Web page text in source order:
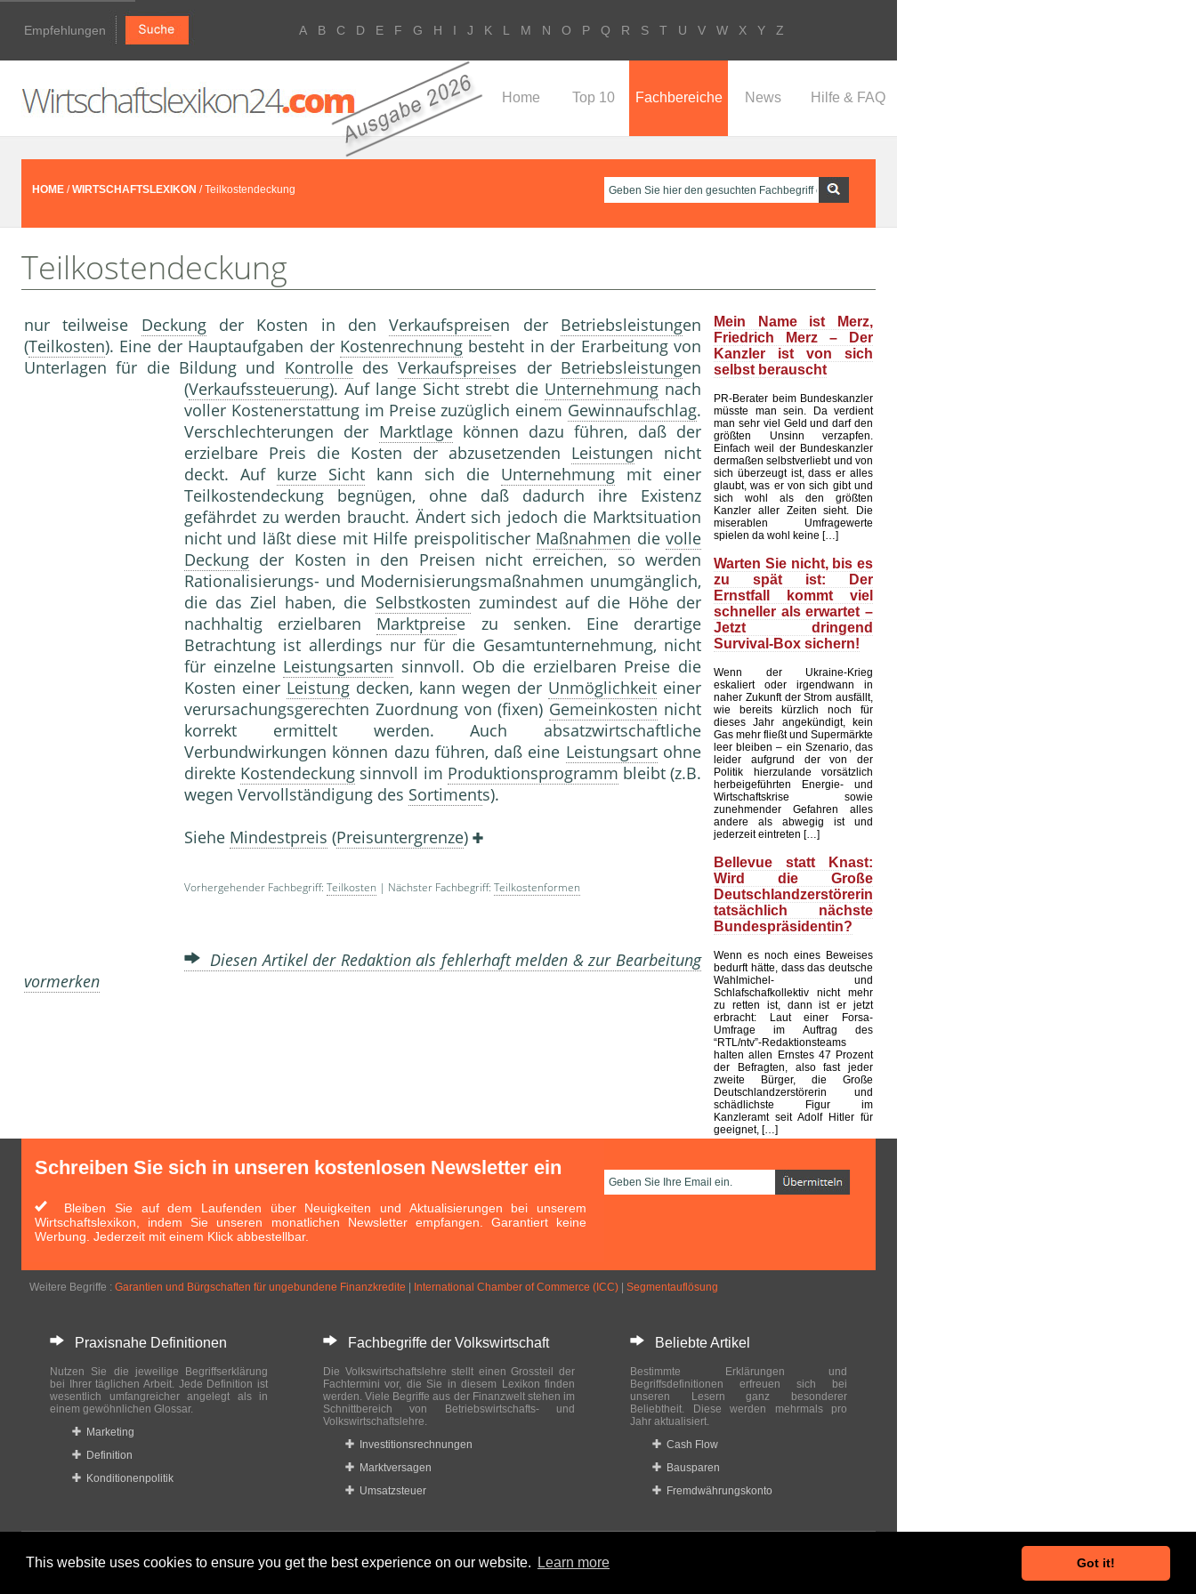
This website uses cookies to ensure you get the best experience on our website. Learn more Got it!
Empfehlungen A B C D E F G H I J K L M N O P Q R S T U V W X Y Z
Home Top 10 Fachbereiche News Hilfe & FAQ
HOME /WIRTSCHAFTSLEXIKON / Teilkostendeckung
Teilkostendeckung
nur teilweise Deckungder Kosten in denVerkaufspreisen der Betriebsleistungen
(Teilkosten). Eine der Hauptaufgaben der Kostenrechnung besteht in der Erarbeitung von
Unterlagen für die Bildung und KontrolledesVerkaufspreises der Betriebsleistungen
(Verkaufssteuerung). Auf lange Sicht strebt die Unternehmung nach
voller Kostenerstattung im Preise zuzüglich einem Gewinnaufschlag.
Verschlechterungen der Marktlagekönnen dazu führen, daß der
erzielbare Preis die Kosten der abzusetzenden Leistungen nicht
deckt. Auf kurze Sicht kann sich die Unternehmung mit einer
Teilkostendeckung begnügen, ohne daß dadurch ihre Existenz
gefährdet zu werden braucht. Ändert sich jedoch die Marktsituation
nicht und läßt diese mit Hilfe preispolitischer Maßnahmen dievolle
Deckung der Kosten in den Preisen nicht erreichen, so werden
Rationalisierungs- und Modernisierungsmaßnahmen unumgänglich,
die das Ziel haben, die Selbstkosten zumindest auf die Höhe der
nachhaltig erzielbaren Marktpreise zu senken. Eine derartige
Betrachtung ist allerdings nur für die Gesamtunternehmung, nicht
für einzelne Leistungsarten sinnvoll. Ob die erzielbaren Preise die
Kosten einer Leistung decken, kann wegen der Unmöglichkeit einer
verursachungsgerechten Zuordnung von (fixen) Gemeinkosten nicht
korrekt ermittelt werden. Auch absatzwirtschaftliche
Verbundwirkungen können dazu führen, daß eine Leistungsartohne
direkte Kostendeckung sinnvoll im Produktionsprogramm bleibt (z.B.
wegen Vervollständigung des Sortiments).
Siehe Mindestpreis (Preisuntergrenze)
Vorhergehender Fachbegriff: Teilkosten | Nächster Fachbegriff: Teilkostenformen
Diesen Artikel der Redaktion als fehlerhaft melden & zur Bearbeitung
vormerken
Mein Name ist Merz,
Friedrich Merz – Der
Kanzler ist von sich
selbst berauscht
PR-Berater beim Bundeskanzler
müsste man sein. Da verdient
man sehr viel Geld und darf den
größten Unsinn verzapfen.
Einfach weil der Bundeskanzler
dermaßen selbstverliebt und von
sich überzeugt ist, dass er alles
glaubt, was er von sich gibt und
sich wohl als den größten
Kanzler aller Zeiten sieht. Die
miserablen Umfragewerte
spielen da wohl keine […]
Warten Sie nicht, bis es
zu spät ist: Der
Ernstfall kommt viel
schneller als erwartet –
Jetzt dringend
Survival-Box sichern!
Wenn der Ukraine-Krieg
eskaliert oder irgendwann in
naher Zukunft der Strom ausfällt,
wie bereits kürzlich noch für
dieses Jahr angekündigt, kein
Gas mehr fließt und Supermärkte
leer bleiben – ein Szenario, das
leider aufgrund der von der
Politik hierzulande vorsätzlich
herbeigeführten Energie- und
Wirtschaftskrise sowie
zunehmender Gefahren alles
andere als abwegig ist und
jederzeit eintreten […]
Bellevue statt Knast:
Wird die Große
Deutschlandzerstörerin
tatsächlich nächste
Bundespräsidentin?
Wenn es noch eines Beweises
bedurft hätte, dass das deutsche
Wahlmichel- und
Schlafschafkollektiv nicht mehr
zu retten ist, dann ist er jetzt
erbracht: Laut einer Forsa-
Umfrage im Auftrag des
“RTL/ntv”-Redaktionsteams
halten allen Ernstes 47 Prozent
der Befragten, also fast jeder
zweite Bürger, die Große
Deutschlandzerstörerin und
schädlichste Figur im
Kanzleramt seit Adolf Hitler für
geeignet, […]
Schreiben Sie sich in unseren kostenlosen Newsletter ein
Bleiben Sie auf dem Laufenden über Neuigkeiten und Aktualisierungen bei unserem
Wirtschaftslexikon, indem Sie unseren monatlichen Newsletter empfangen. Garantiert keine
Werbung. Jederzeit mit einem Klick abbestellbar.
Weitere Begriffe : Garantien und Bürgschaften für ungebundene Finanzkredite International Chamber of Commerce (ICC) Segmentauflösung
Praxisnahe Definitionen
Nutzen Sie die jeweilige Begriffserklärung
bei Ihrer täglichen Arbeit. Jede Definition ist
wesentlich umfangreicher angelegt als in
einem gewöhnlichen Glossar.
Marketing
Definition
Konditionenpolitik
Fachbegriffe der Volkswirtschaft
Die Volkswirtschaftslehre stellt einen Grossteil der
Fachtermini vor, die Sie in diesem Lexikon finden
werden. Viele Begriffe aus der Finanzwelt stehen im
Schnittbereich von Betriebswirtschafts- und
Volkswirtschaftslehre.
Investitionsrechnungen
Marktversagen
Umsatzsteuer
Beliebte Artikel
Bestimmte Erklärungen und
Begriffsdefinitionen erfreuen sich bei
unseren Lesern ganz besonderer
Beliebtheit. Diese werden mehrmals pro
Jahr aktualisiert.
Cash Flow
Bausparen
Fremdwährungskonto